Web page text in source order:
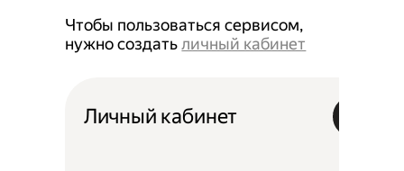
Чтобы пользоваться сервисом,
нужно создатьличный кабинет
Личный кабинет